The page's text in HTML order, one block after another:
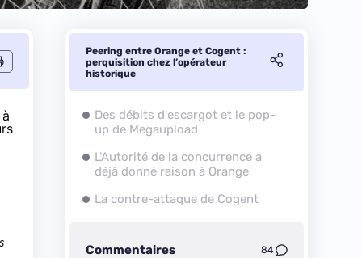
Peering entre Orange et Cogent :
perquisition chez l’opérateur
historique
Des débits d'escargot et le pop-
up de Megaupload
L'Autorité de la concurrence a
déjà donné raison à Orange
La contre-attaque de Cogent
Commentaires 84